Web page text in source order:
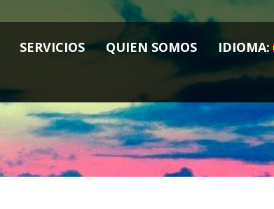
SERVICIOS QUIEN SOMOS IDIOMA: